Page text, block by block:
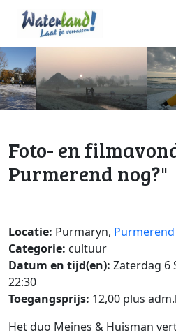
Foto- en
Purmerend nog?"
Locatie: Purmaryn, Purmerend
Categorie: cultuur
Datum en tijd(en): Zaterdag 6
22:30
Toegangsprijs: 12,00 plus
Het duo Meines & Huisman